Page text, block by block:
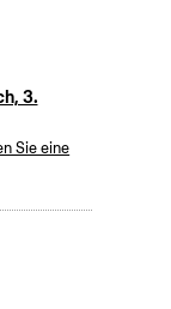
3.
Sie eine